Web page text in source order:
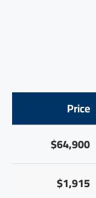
Price
$64,900
$1,915